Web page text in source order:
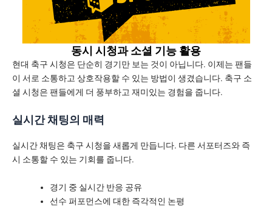
동시 시청과 소셜 기능 활용
현대 축구 시청은 단순히 경기만 보는 것이 아닙니다. 이제는 팬들
이 서로 소통하고 상호작용할 수 있는 방법이 생겼습니다. 축구 소
셜 시청은 팬들에게 더 풍부하고 재미있는 경험을 줍니다.
실시간 채팅의 매력
실시간 채팅은 축구 시청을 새롭게 만듭니다. 다른 서포터즈와 즉
시 소통할 수 있는 기회를 줍니다.
경기 중 실시간 반응 공유
선수 퍼포먼스에 대한 즉각적인 논평